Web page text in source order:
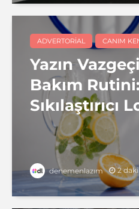
ADVERTORIAL CANIM
Yazın
Bakım
Sıkılaştırıcı
denemenlazım 2